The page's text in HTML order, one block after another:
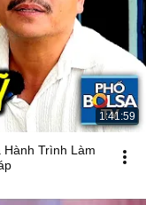
1:41:59
Hành Trình Làm